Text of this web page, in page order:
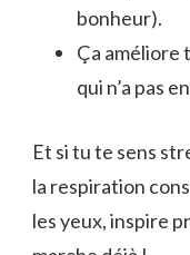
bonheur).
Ça améliore
qui n’a pas
Et si tu te sens
la respiration
les yeux, inspire